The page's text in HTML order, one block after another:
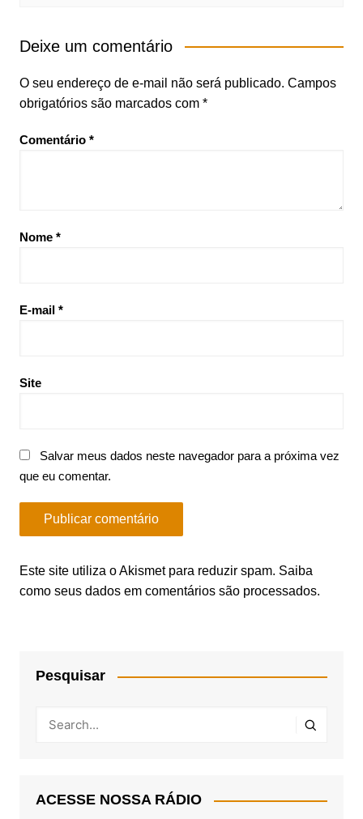
Deixe um comentário
O seu endereço de e-mail não será publicado. Campos
obrigatórios são marcados com *
Comentário *
Nome *
E-mail *
Site
Salvar meus dados neste navegador para a próxima vez
que eu comentar.
Este site utiliza o Akismet para reduzir spam. Saiba
como seus dados em comentários são processados.
Pesquisar
ACESSE NOSSA RÁDIO